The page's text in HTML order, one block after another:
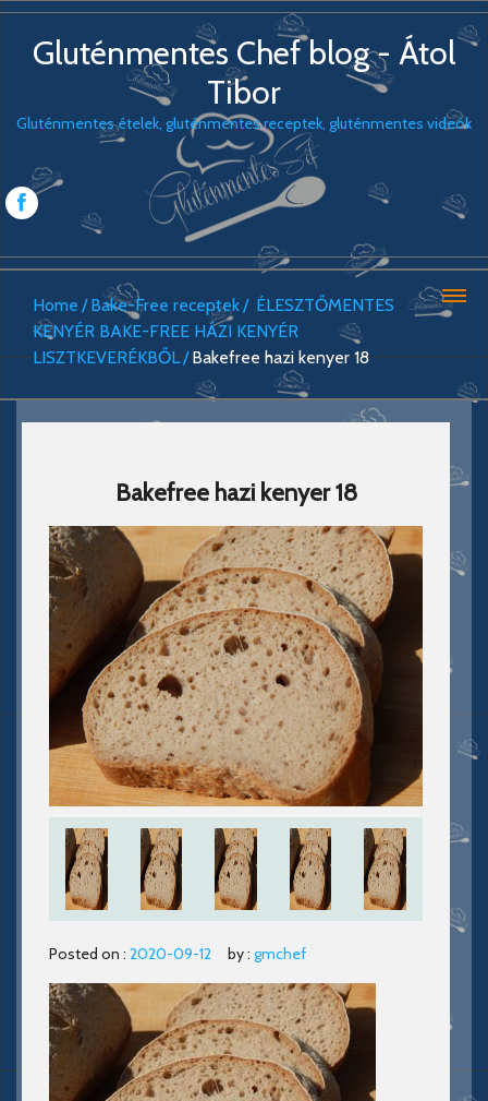
Gluténmentes Chef blog - Átol
Tibor
Gluténmentes ételek, gluténmentes receptek, gluténmentes videók
Home Bake-Free receptek
ÉLESZTŐMENTES
KENYÉR BAKE-FREE HÁZI KENYÉR
LISZTKEVERÉKBŐL Bakefree hazi kenyer 18
Bakefree hazi kenyer 18
Posted on : 2020-09-12 by : gmchef